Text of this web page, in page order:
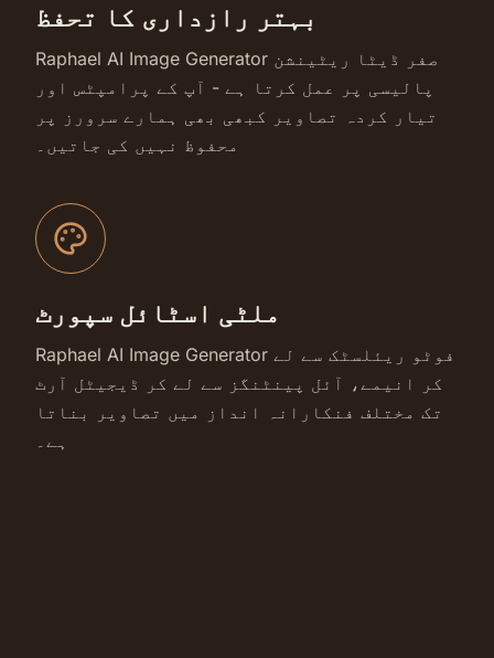
بہتر رازداری کا تحفظ
Raphael AI Image Generator صفر ڈیٹا ریٹینشن
پالیسی پر عمل کرتا ہے - آپ کے پرامپٹس اور
تیار کردہ تصاویر کبھی بھی ہمارے سرورز پر
محفوظ نہیں کی جاتیں۔
ملٹی اسٹائل سپورٹ
Raphael AI Image Generator فوٹو ریئلسٹک سے لے
کر انیمے، آئل پینٹنگز سے لے کر ڈیجیٹل آرٹ
تک مختلف فنکارانہ انداز میں تصاویر بناتا
ہے۔